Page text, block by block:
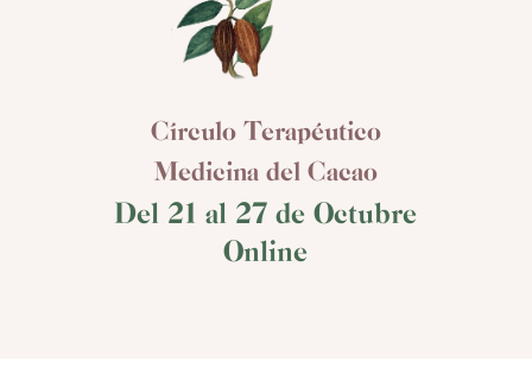
Círculo Terapéutico
Medicina del Cacao
Del 21 al 27 de Octubre
Online